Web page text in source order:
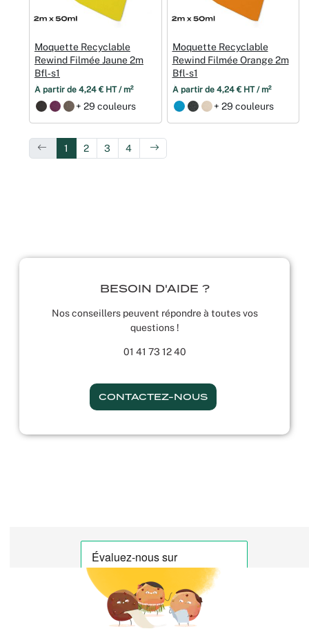
Moquette Recyclable
Rewind Filmée Jaune 2m
Bfl‑s1
À partir de 4,24 € HT / m²
+ 29 couleurs
Moquette Recyclable
Rewind Filmée Orange 2m
Bfl‑s1
À partir de 4,24 € HT / m²
+ 29 couleurs
1 2 3 4
BESOIN D'AIDE ?
Nos conseillers peuvent répondre à toutes vos
questions !
01 41 73 12 40
CONTACTEZ-NOUS